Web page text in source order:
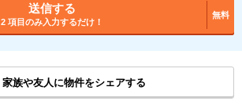
送信する
2 項目のみ入力するだけ！
無料
家族や友人に物件をシェアする